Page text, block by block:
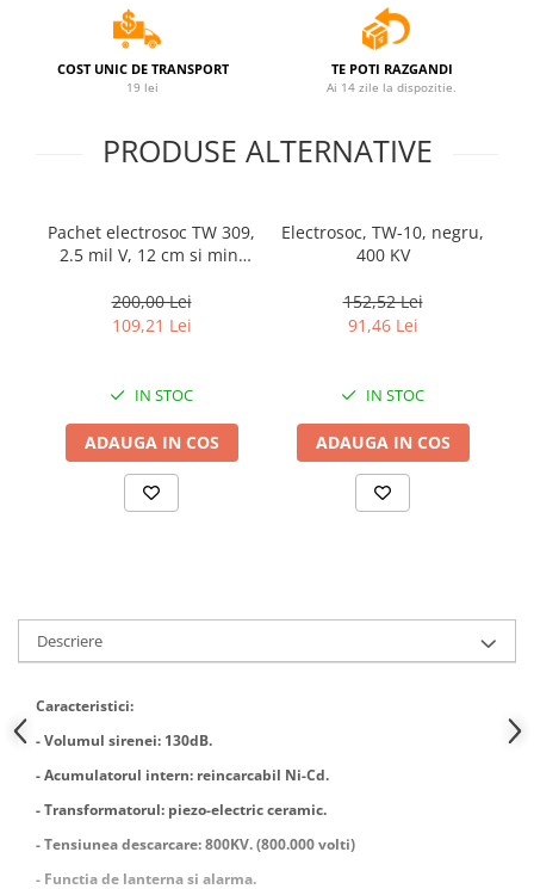
Gaming, Carti & Birotica
Costume Halloween copii
Costume spiderman
Accesorii decorative
Echipamente petrecere
Jocuri de sah si table
Masti si costume adulti
CASA SI GRADINA
Cutite & seturi de cutite
Cutite japoneze
Cutite macelarie
Articole ambalare
Articole Craciun
cutite
Corpuri de iluminat
Electrocasnice
COST UNIC DE TRANSPORT
19 lei
TE POTI RAZGANDI
Ai 14 zile la dispozitie.
PRODUSE ALTERNATIVE
Pachet electrosoc TW 309,
2.5 mil V, 12 cm si mini
800 T, negru
200,00 Lei
109,21 Lei
IN STOC
ADAUGA IN COS
Electrosoc, TW-10, negru,
400 KV
152,52 Lei
91,46 Lei
IN STOC
ADAUGA IN COS
Descriere
Caracteristici:
- Volumul sirenei: 130dB.
- Acumulatorul intern: reincarcabil Ni-Cd.
- Transformatorul: piezo-electric ceramic.
- Tensiunea descarcare: 800KV. (800.000 volti)
- Functia de lanterna si alarma.